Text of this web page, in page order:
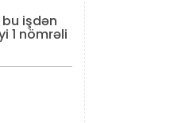
işdən
1 nömrəli